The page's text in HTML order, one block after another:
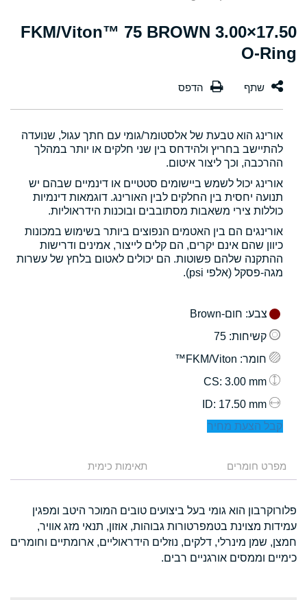
17.50×3.00 FKM/Viton™ 75 BROWN
O-Ring
אורינג הוא טבעת של אלסטומר/גומי עם חתך עגול, שנועדה
להתיישב בחריץ ולהידחס בין שני חלקים או יותר במהלך
ההרכבה, וכך ליצור איטום.
אורינג יכול לשמש ביישומים סטטיים או דינמיים שבהם יש
תנועה יחסית בין החלקים לבין האורינג. דוגמאות דינמיות
כוללות צירי משאבות מסתובבים ובוכנות הידראוליות.
אורינגים הם בין האטמים הנפוצים ביותר בשימוש במכונות
כיוון שהם אינם יקרים, הם קלים לייצור, אמינים ודרישות
ההתקנה שלהם פשוטות. הם יכולים לאטום בלחץ של עשרות
מגה-פסקל (אלפי psi).
צבע: חום-Brown
קשיחות: 75
חומר: FKM/Viton™
: 3.00 mm
: 17.50 mm
קבל הצעת מחיר
מפרט חומרים תאימות כימית
פלורוקרבון הוא גומי בעל ביצועים טובים המוכר היטב ומפגין
עמידות מצוינת בטמפרטורות גבוהות, אוזון, תנאי מזג אוויר,
חמצן, שמן מינרלי, דלקים, נוזלים הידראוליים, ארומתיים וחומרים
כימיים וממסים אורגניים רבים.